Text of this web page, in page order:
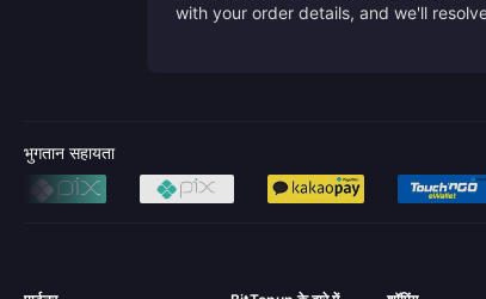
with your order details, and we'll
भुगतान सहायता